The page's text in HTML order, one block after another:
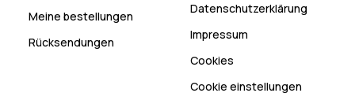
Meine bestellungen
Rücksendungen
Datenschutzerklärung
Impressum
Cookies
Cookie einstellungen